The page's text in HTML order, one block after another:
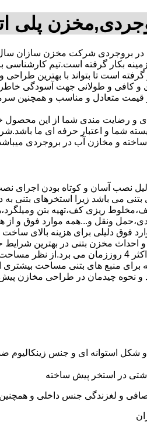
پلی
بروجردی شرکت مخزن سازان
زمینه بکار گرفته است.تیم
گرفته است تا بتواند با بهترین
و طولانی جهت آسودگی خاطر
و رضایت مندی شما از این
شما و اعتبار حرفه ای ما
و مخازن آب در بروجردی
نصب آسان و کوتاه بودن اجرای
می باشد زیرا استخرهای بتنی به
ریزی کف،تهیه بتن
ونقل و...همه موارد فوق و از
فوق دلیلی برای هزینه بالای
دارد درصورتیکه اجرای کامل مخزن پیش ساخته حداکثر 4
برای منبع های بتنی مساحت بیشتری
و نحوه چیدمان در طراحی مخازن
شکل استوانه ای و جنس زینکالیوم
در استخر پیش ساخته
و لغزندگی جنس داخلی و